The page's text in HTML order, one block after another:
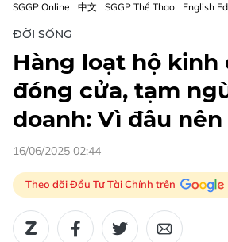
SGGP Online 中文 SGGP Thể Thao English
ĐỜI SỐNG
Hàng loạt hộ kinh
đóng cửa, tạm
doanh: Vì đâu nên
16/06/2025 02:44
Theo dõi Đầu Tư Tài Chính trên